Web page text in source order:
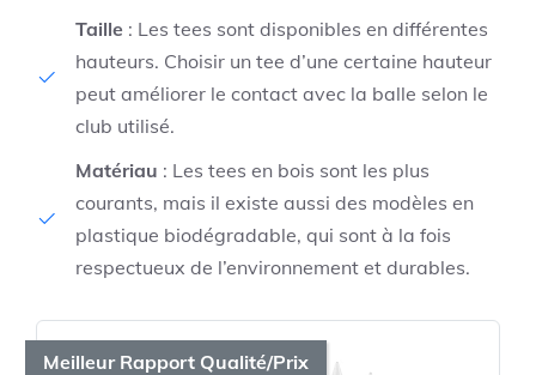
Taille : Les tees sont disponibles en différentes
hauteurs. Choisir un tee d’une certaine hauteur
peut améliorer le contact avec la balle selon le
club utilisé.
Matériau : Les tees en bois sont les plus
courants, mais il existe aussi des modèles en
plastique biodégradable, qui sont à la fois
respectueux de l’environnement et durables.
Meilleur Rapport Qualité/Prix